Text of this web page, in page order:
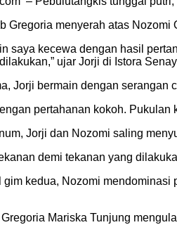
Gregoria menyerah atas
saya kecewa dengan hasil
ujar Jorji di Istora
Jorji bermain dengan serangan
pertahanan kokoh.
Jorji dan Nozomi saling
demi tekanan yang
gim kedua, Nozomi
Mariska Tunjung